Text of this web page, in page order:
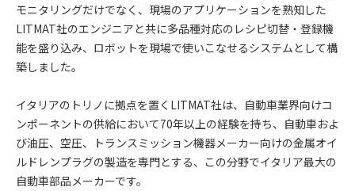
モニタリングだけでなく、現場のアプリケーションを熟知した
LITMAT社のエンジニアと共に多品種対応のレシピ切替・登録機
能を盛り込み、ロボットを現場で使いこなせるシステムとして構
築しました。
イタリアのトリノに拠点を置くLITMAT社は、自動車業界向けコ
ンポーネントの供給において70年以上の経験を持ち、自動車およ
び油圧、空圧、トランスミッション機器メーカー向けの金属オイ
ルドレンプラグの製造を専門とする、この分野でイタリア最大の
自動車部品メーカーです。